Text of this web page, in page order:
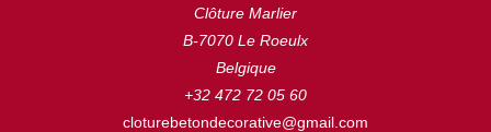
Clôture Marlier
B-7070 Le Roeulx
Belgique
+32 472 72 05 60
cloturebetondecorative@gmail.com